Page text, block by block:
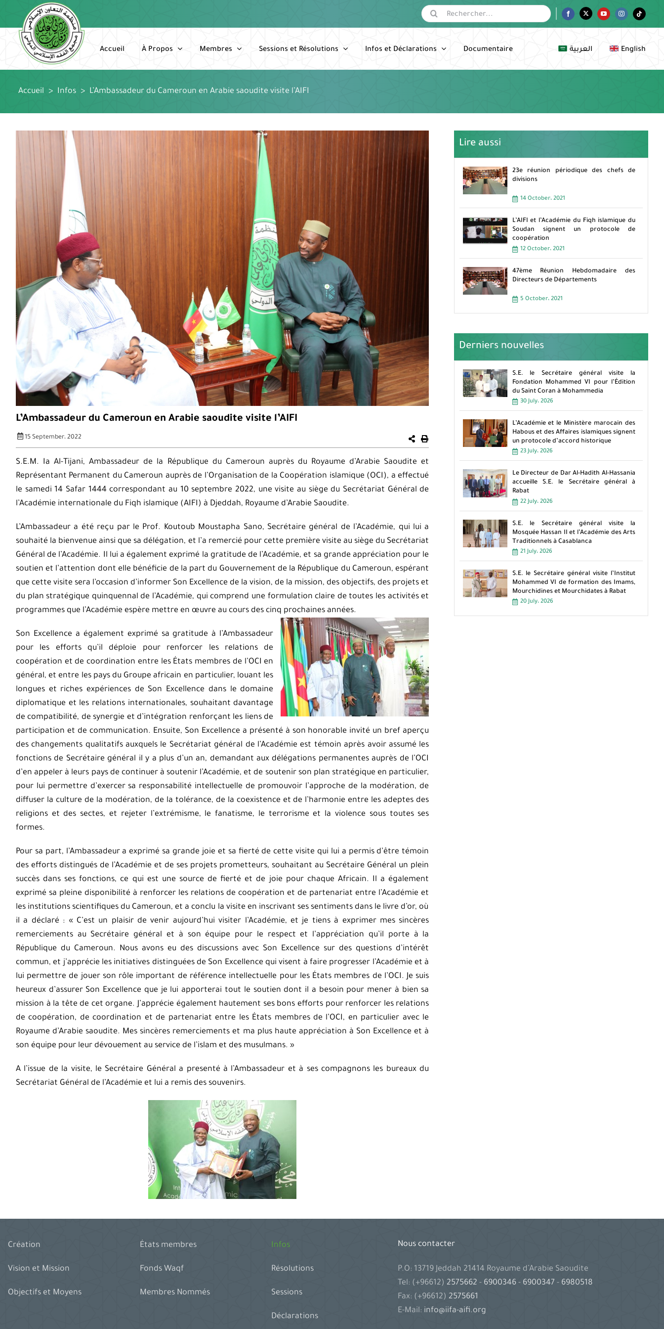
contenu
Rechercher:
FacebookTwitter YouTubeInstagramTiktok
Accueil À Propos Membres Sessions et Résolutions Infos et Déclarations Documentaire العربية English
Accueil > Infos > L’Ambassadeur du Cameroun en Arabie saoudite visite l’AIFI
L’Ambassadeur du Cameroun en Arabie saoudite visite l’AIFI
15 September، 2022
S.E.M. Ia Al-Tijani, Ambassadeur de la République du Cameroun auprès du Royaume d’Arabie Saoudite et
Représentant Permanent du Cameroun auprès de l’Organisation de la Coopération islamique (OCI), a effectué
le samedi 14 Safar 1444 correspondant au 10 septembre 2022, une visite au siège du Secrétariat Général de
l’Académie internationale du Fiqh islamique (AIFI) à Djeddah, Royaume d’Arabie Saoudite.
L’Ambassadeur a été reçu par le Prof. Koutoub Moustapha Sano, Secrétaire général de l’Académie, qui lui a
souhaité la bienvenue ainsi que sa délégation, et l’a remercié pour cette première visite au siège du Secrétariat
Général de l’Académie. Il lui a également exprimé la gratitude de l’Académie, et sa grande appréciation pour le
soutien et l’attention dont elle bénéficie de la part du Gouvernement de la République du Cameroun, espérant
que cette visite sera l’occasion d’informer Son Excellence de la vision, de la mission, des objectifs, des projets et
du plan stratégique quinquennal de l’Académie, qui comprend une formulation claire de toutes les activités et
programmes que l’Académie espère mettre en œuvre au cours des cinq prochaines années.
Son Excellence a également exprimé sa gratitude à l’Ambassadeur
pour les efforts qu’il déploie pour renforcer les relations de
coopération et de coordination entre les États membres de l’OCI en
général, et entre les pays du Groupe africain en particulier, louant les
longues et riches expériences de Son Excellence dans le domaine
diplomatique et les relations internationales, souhaitant davantage
de compatibilité, de synergie et d’intégration renforçant les liens de
participation et de communication. Ensuite, Son Excellence a présenté à son honorable invité un bref aperçu
des changements qualitatifs auxquels le Secrétariat général de l’Académie est témoin après avoir assumé les
fonctions de Secrétaire général il y a plus d’un an, demandant aux délégations permanentes auprès de l’OCI
d’en appeler à leurs pays de continuer à soutenir l’Académie, et de soutenir son plan stratégique en particulier,
pour lui permettre d’exercer sa responsabilité intellectuelle de promouvoir l’approche de la modération, de
diffuser la culture de la modération, de la tolérance, de la coexistence et de l’harmonie entre les adeptes des
religions et des sectes, et rejeter l’extrémisme, le fanatisme, le terrorisme et la violence sous toutes ses
formes.
Pour sa part, l’Ambassadeur a exprimé sa grande joie et sa fierté de cette visite qui lui a permis d’être témoin
des efforts distingués de l’Académie et de ses projets prometteurs, souhaitant au Secrétaire Général un plein
succès dans ses fonctions, ce qui est une source de fierté et de joie pour chaque Africain. Il a également
exprimé sa pleine disponibilité à renforcer les relations de coopération et de partenariat entre l’Académie et
les institutions scientifiques du Cameroun, et a conclu la visite en inscrivant ses sentiments dans le livre d’or, où
il a déclaré : « C’est un plaisir de venir aujourd’hui visiter l’Académie, et je tiens à exprimer mes sincères
remerciements au Secrétaire général et à son équipe pour le respect et l’appréciation qu’il porte à la
République du Cameroun. Nous avons eu des discussions avec Son Excellence sur des questions d’intérêt
commun, et j’apprécie les initiatives distinguées de Son Excellence qui visent à faire progresser l’Académie et à
lui permettre de jouer son rôle important de référence intellectuelle pour les États membres de l’OCI. Je suis
heureux d’assurer Son Excellence que je lui apporterai tout le soutien dont il a besoin pour mener à bien sa
mission à la tête de cet organe. J’apprécie également hautement ses bons efforts pour renforcer les relations
de coopération, de coordination et de partenariat entre les États membres de l’OCI, en particulier avec le
Royaume d’Arabie saoudite. Mes sincères remerciements et ma plus haute appréciation à Son Excellence et à
son équipe pour leur dévouement au service de l’islam et des musulmans. »
A l’issue de la visite, le Secrétaire Général a presenté à l’Ambassadeur et à ses compagnons les bureaux du
Secrétariat Général de l’Académie et lui a remis des souvenirs.
Lire aussi
23e réunion périodique des chefs de
divisions
14 October، 2021
L’AIFI et l’Académie du Fiqh islamique du
Soudan signent un protocole de
coopération
12 October، 2021
47ème Réunion Hebdomadaire des
Directeurs de Départements
5 October، 2021
Derniers nouvelles
S.E. le Secrétaire général visite la
Fondation Mohammed VI pour l’Édition
du Saint Coran à Mohammedia
30 July، 2026
L’Académie et le Ministère marocain des
Habous et des Affaires islamiques signent
un protocole d’accord historique
23 July، 2026
Le Directeur de Dar Al-Hadith Al-Hassania
accueille S.E. le Secrétaire général à
Rabat
22 July، 2026
S.E. le Secrétaire général visite la
Mosquée Hassan II et l’Académie des Arts
Traditionnels à Casablanca
21 July، 2026
S.E. le Secrétaire général visite l’Institut
Mohammed VI de formation des Imams,
Mourchidines et Mourchidates à Rabat
20 July، 2026
Création
Vision et Mission
Objectifs et Moyens
États membres
Fonds Waqf
Membres Nommés
Infos
Résolutions
Sessions
Déclarations
Nous contacter
P.O: 13719 Jeddah 21414 Royaume d’Arabie Saoudite
Tel: (+96612) 2575662- 6900346- 6900347- 6980518
Fax: (+96612) 2575661
E-Mail: info@iifa-aifi.org